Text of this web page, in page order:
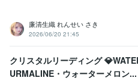
廉清生織 れんせい さき
2026/06/20 21:45
クリスタルリーディング
URMALINE・ウォーターメロン...